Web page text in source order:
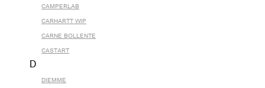
CAMPERLAB
CARHARTT WIP
CARNE BOLLENTE
CASTART
D
DIEMME